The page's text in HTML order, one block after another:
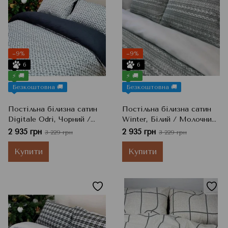
−9%
6
⚡ 🚚
Безкоштовна 🚚
Постільна білизна сатин
Digitale Odri, Чорний /
Сірий / Білий, Євро
2 935 грн 3 229 грн
Купити
−9%
6
⚡ 🚚
Безкоштовна 🚚
Постільна білизна сатин
Winter, Білий / Молочний
/ Сірий, Євро
2 935 грн 3 229 грн
Купити